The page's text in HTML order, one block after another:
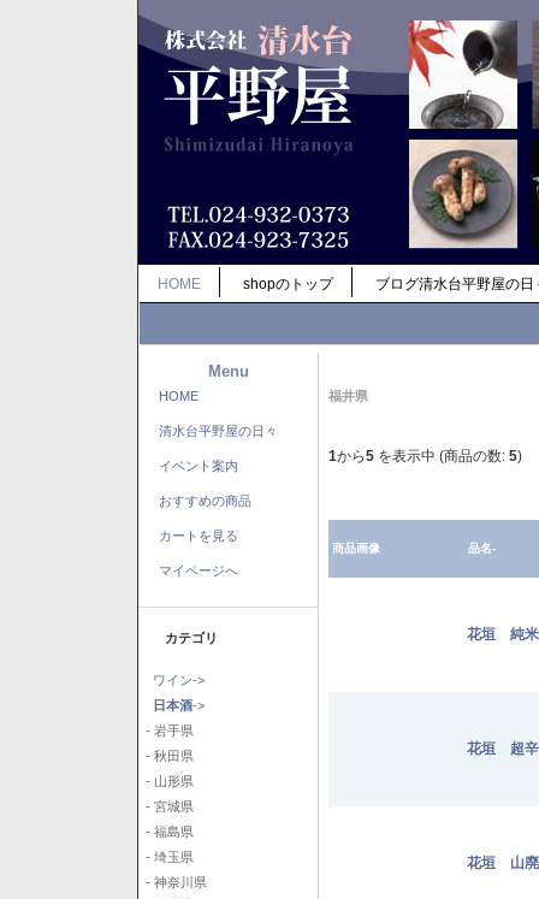
HOME shopのトップ ブログ清水台平野屋の日
Menu
HOME
清水台平野屋の日々
イベント案内
おすすめの商品
カートを見る
マイページへ
カテゴリ
ワイン->
日本酒->
- 岩手県
- 秋田県
- 山形県
- 宮城県
- 福島県
- 埼玉県
- 神奈川県
福井県
1から5 を表示中 (商品の数: 5)
商品画像 品名-
花垣 純
花垣 超
花垣 山